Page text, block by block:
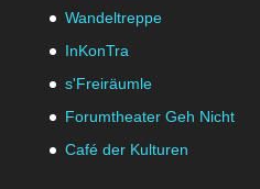
Wandeltreppe
InKonTra
s'Freiräumle
Forumtheater Geh Nicht
Café der Kulturen